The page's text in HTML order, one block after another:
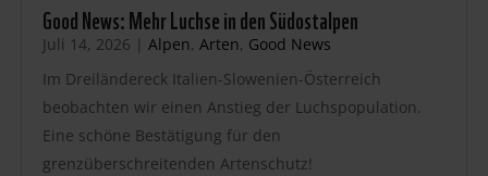
Good News: Mehr Luchse in den Südostalpen
Juli 14, 2026 | Alpen, Arten, Good News
Im Dreiländereck Italien-Slowenien-Österreich
beobachten wir einen Anstieg der Luchspopulation.
Eine schöne Bestätigung für den
grenzüberschreitenden Artenschutz!